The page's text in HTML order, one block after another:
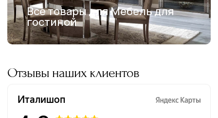
Все товары для Мебель для
гостиной
Отзывы наших клиентов